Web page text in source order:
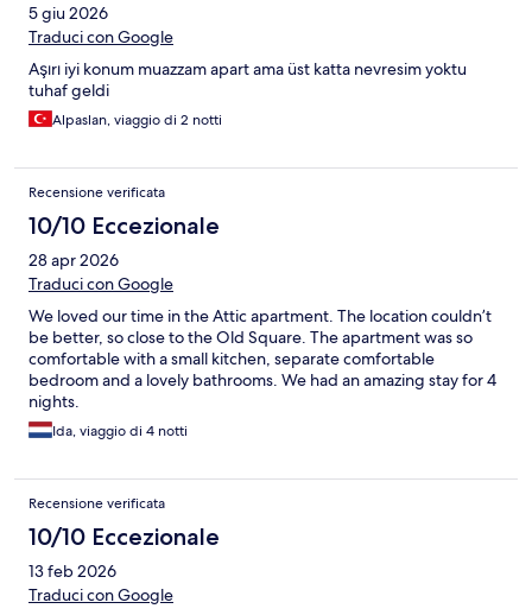
5 giu 2026
Traduci con Google
Aşırı iyi konum muazzam apart ama üst katta nevresim yoktu
tuhaf geldi
Alpaslan, viaggio di 2 notti
Recensione verificata
10/10 Eccezionale
28 apr 2026
Traduci con Google
We loved our time in the Attic apartment. The location couldn’t
be better, so close to the Old Square. The apartment was so
comfortable with a small kitchen, separate comfortable
bedroom and a lovely bathrooms. We had an amazing stay for 4
nights.
Ida, viaggio di 4 notti
Recensione verificata
10/10 Eccezionale
13 feb 2026
Traduci con Google